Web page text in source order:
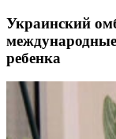
Украинский
ребенка